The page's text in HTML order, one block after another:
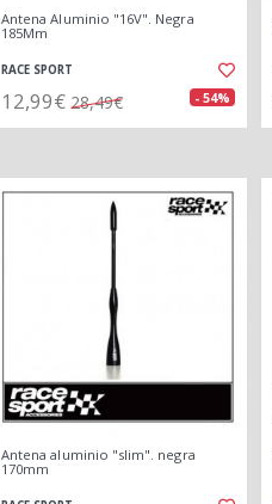
Antena Aluminio "16V". Negra
185Mm
RACE SPORT
12,99€ 28,49€ - 54%
Antena aluminio "slim". negra
170mm